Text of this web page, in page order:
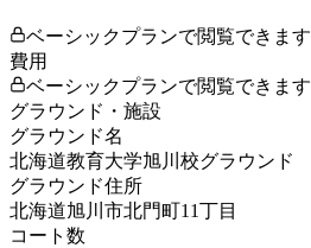
ベーシックプランで閲覧できます
費用
ベーシックプランで閲覧できます
グラウンド・施設
グラウンド名
北海道教育大学旭川校グラウンド
グラウンド住所
北海道旭川市北門町11丁目
コート数